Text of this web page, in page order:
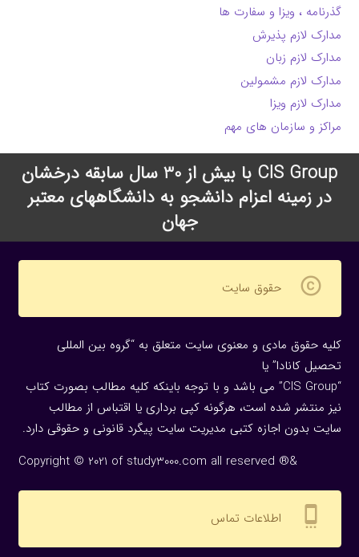
گذرنامه ، ویزا و سفارت ها
مدارک لازم پذیرش
مدارک لازم زبان
مدارک لازم مشمولین
مدارک لازم ویزا
مراکز و سازمان های مهم
CIS Group با بیش از 30 سال سابقه درخشان
در زمینه اعزام دانشجو به دانشگاههای معتبر
جهان
copyright حقوق سایت
کلیه حقوق مادی و معنوی سایت متعلق به “گروه بین المللی
تحصیل کانادا” یا
“CIS Group” می باشد و با توجه باینکه کلیه مطالب بصورت کتاب
نیز منتشر شده است، هرگونه كپی برداری یا اقتباس از مطالب
سایت بدون اجازه كتبی مدیریت سایت پیگرد قانونی و حقوقی دارد.
Copyright © 2021 of study3000.com all reserved ®&
settings_cell اطلاعات تماس